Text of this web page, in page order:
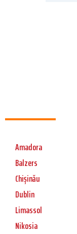
Amadora
Balzers
Chișinău
Dublin
Limassol
Nikosia